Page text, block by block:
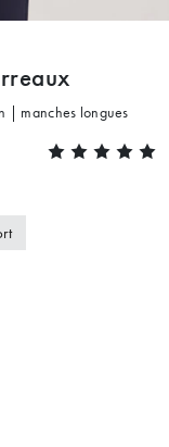
| manches longues